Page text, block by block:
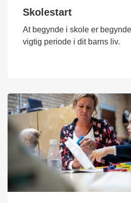
Skolestart
At begynde i skole er
vigtig periode i dit barns liv.